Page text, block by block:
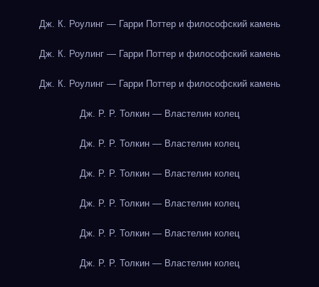
Дж. К. Роулинг — Гарри Поттер и философский камень
Дж. К. Роулинг — Гарри Поттер и философский камень
Дж. К. Роулинг — Гарри Поттер и философский камень
Дж. Р. Р. Толкин — Властелин колец
Дж. Р. Р. Толкин — Властелин колец
Дж. Р. Р. Толкин — Властелин колец
Дж. Р. Р. Толкин — Властелин колец
Дж. Р. Р. Толкин — Властелин колец
Дж. Р. Р. Толкин — Властелин колец